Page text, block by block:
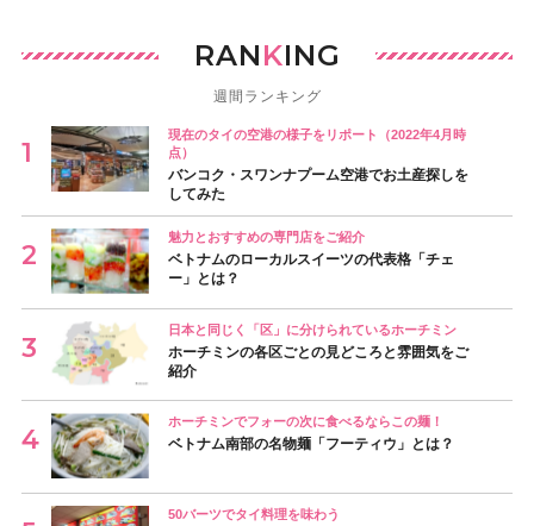
RANKING
週間ランキング
現在のタイの空港の様子をリポート（2022年4月時
点）
バンコク・スワンナプーム空港でお土産探しを
してみた
魅力とおすすめの専門店をご紹介
ベトナムのローカルスイーツの代表格「チェ
ー」とは？
日本と同じく「区」に分けられているホーチミン
ホーチミンの各区ごとの見どころと雰囲気をご
紹介
ホーチミンでフォーの次に食べるならこの麺！
ベトナム南部の名物麺「フーティウ」とは？
50バーツでタイ料理を味わう